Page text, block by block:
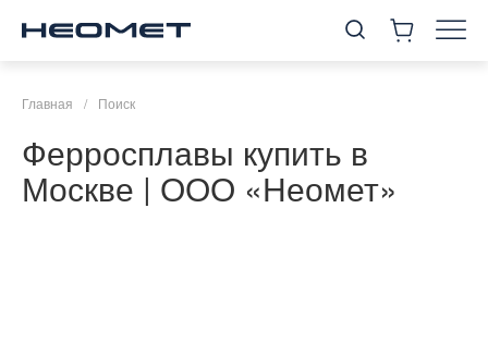
Главная / Поиск
Ферросплавы купить в
Москве | ООО «Неомет»